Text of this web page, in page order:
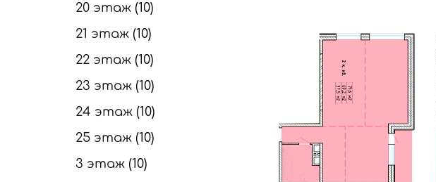
20 этаж 10
21 этаж 10
22 этаж 10
23 этаж 10
24 этаж 10
25 этаж 10
3 этаж 10